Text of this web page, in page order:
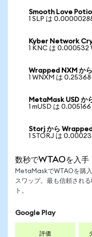
Smooth Love
1 SLP は
Kyber Network
1 KNC は 0.000532
Wrapped NXM か
1 WNXM は
MetaMask USD か
1 mUSD は
Storj から
1 STORJ は
数秒でWTAOを入手
MetaMaskでWTAOを購入
スワップ。最も信頼され
ト。
Google Play
評価